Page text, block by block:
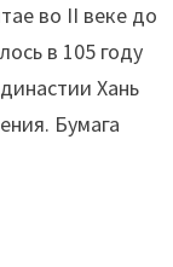
во II веке до
в 105 году
Хань
Бумага